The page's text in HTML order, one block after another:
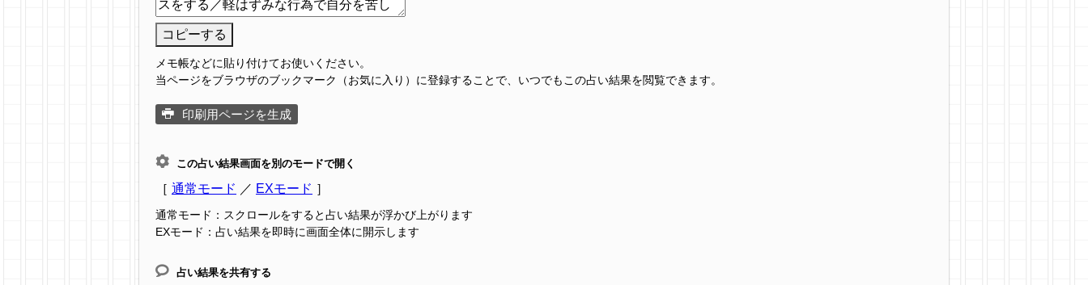
コピーする
メモ帳などに貼り付けてお使いください。
当ページをブラウザのブックマーク（お気に入り）に登録することで、いつでもこの占い結果を閲覧できます。
印刷用ページを生成
この占い結果画面を別のモードで開く
［ 通常モード ／ EXモード ］
通常モード：スクロールをすると占い結果が浮かび上がります
EXモード：占い結果を即時に画面全体に開示します
占い結果を共有する